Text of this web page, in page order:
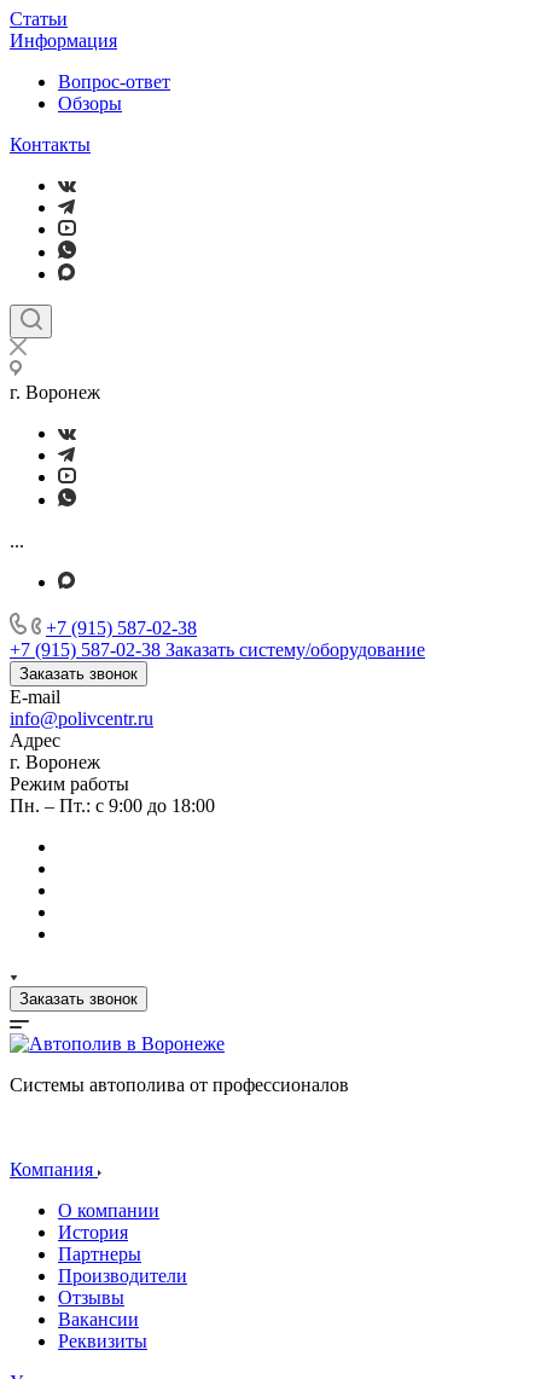
Статьи
Информация
Вопрос-ответ
Обзоры
Контакты
г. Воронеж
...
+7 (915) 587-02-38
+7 (915) 587-02-38 Заказать систему/оборудование
Заказать звонок
E-mail
info@polivcentr.ru
Адрес
г. Воронеж
Режим работы
Пн. – Пт.: с 9:00 до 18:00
Заказать звонок
Системы автополива от профессионалов
Компания
О компании
История
Партнеры
Производители
Отзывы
Вакансии
Реквизиты